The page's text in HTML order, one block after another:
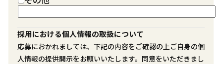
採用における個人情報の取扱について
応募におかれましては、下記の内容をご確認の上ご自身の個
人情報の提供開示をお願いいたします。同意をいただきまし